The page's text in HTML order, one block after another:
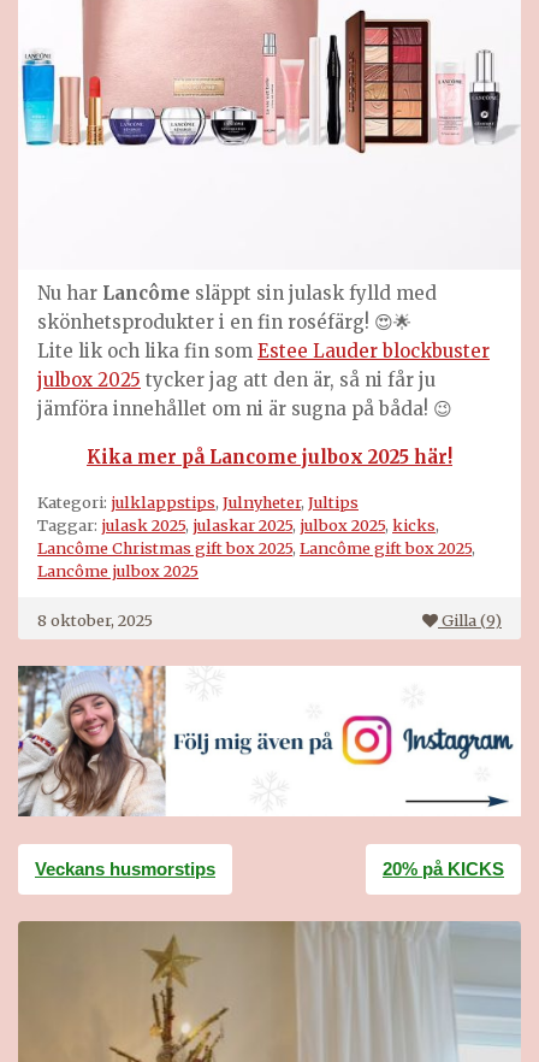
Nu har Lancôme släppt sin julask fylld med
skönhetsprodukter i en fin roséfärg! 😍🌟
Lite lik och lika fin som Estee Lauder blockbuster
julbox 2025 tycker jag att den är, så ni får ju
jämföra innehållet om ni är sugna på båda! 😉
Kika mer på Lancome julbox 2025 här!
Kategori: julklappstips, Julnyheter, Jultips
Taggar: julask 2025, julaskar 2025, julbox 2025, kicks,
Lancôme Christmas gift box 2025, Lancôme gift box 2025,
Lancôme julbox 2025
8 oktober, 2025 Gilla (9)
Inläggsnavigering
Veckans husmorstips 20% på KICKS